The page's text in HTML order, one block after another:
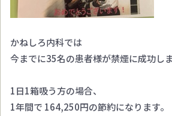
かねしろ内科では
今までに35名の患者様が禁煙に成功しま
1日1箱吸う方の場合、
1年間で 164,250円の節約になります。